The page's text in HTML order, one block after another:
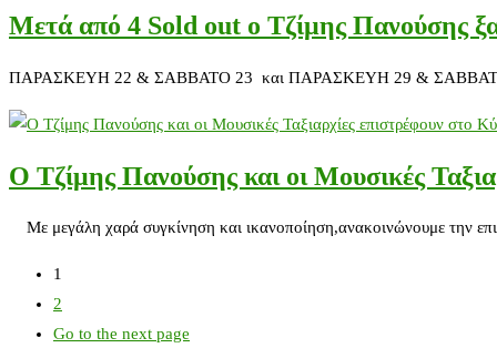
Μετά από 4 Sold out ο Τζίμης Πανούσης
ΠΑΡΑΣΚΕΥΗ 22 & ΣΑΒΒΑΤΟ 23 και ΠΑΡΑΣΚΕΥΗ 29 & ΣΑΒΒΑΤΟ 30
Ο Τζίμης Πανούσης και οι Μουσικές
Με μεγάλη χαρά συγκίνηση και ικανοποίηση,ανακοινώνουμε την
1
2
Go to the next page